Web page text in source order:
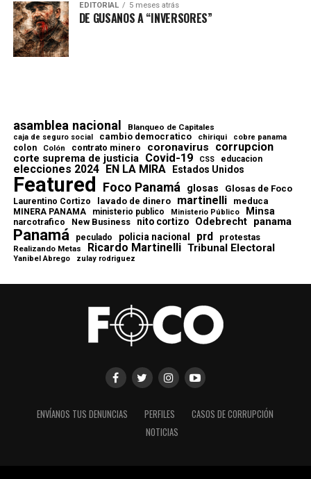
EDITORIAL 5 meses atrás
DE GUSANOS A “INVERSORES”
asamblea nacional Blanqueo de Capitales
caja de seguro social cambio democratico chiriqui cobre panama
colon Colón contrato minero coronavirus corrupcion
corte suprema de justicia Covid-19 CSS educacion
elecciones 2024 EN LA MIRA Estados Unidos
Featured Foco Panamá glosas Glosas de Foco
Laurentino Cortizo lavado de dinero martinelli meduca
MINERA PANAMA ministerio publico Ministerio Público Minsa
narcotrafico New Business nito cortizo Odebrecht panama
Panamá peculado policia nacional prd protestas
Realizando Metas Ricardo Martinelli Tribunal Electoral
Yanibel Abrego zulay rodriguez
ENVÍANOS TUS DENUNCIAS PERFILES
CASOS DE CORRUPCIÓN
NOTICIAS